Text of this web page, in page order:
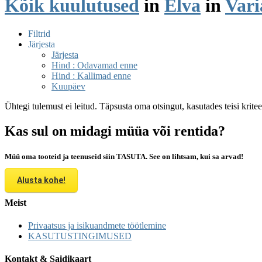
Kõik kuulutused in Elva in
Filtrid
Järjesta
Järjesta
Hind : Odavamad enne
Hind : Kallimad enne
Kuupäev
Ühtegi tulemust ei leitud. Täpsusta oma otsingut, kasutades teisi
Kas sul on midagi müüa või rentida?
Müü oma tooteid ja teenuseid siin TASUTA. See on lihtsam, kui sa arvad!
Alusta kohe!
Meist
Privaatsus ja isikuandmete töötlemine
KASUTUSTINGIMUSED
Kontakt & Saidikaart